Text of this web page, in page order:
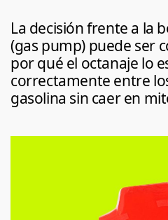
La decisión frente a la
(gas pump) puede ser
por qué el octanaje lo
correctamente entre
gasolina sin caer en